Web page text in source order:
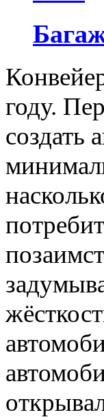
году.
создать